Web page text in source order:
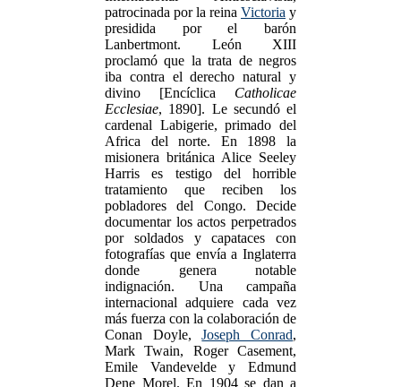
patrocinada por la reina Victoria y
presidida por el barón
Lanbertmont. León XIII
proclamó que la trata de negros
iba contra el derecho natural y
divino [Encíclica Catholicae
Ecclesiae, 1890]. Le secundó el
cardenal Labigerie, primado del
Africa del norte. En 1898 la
misionera británica Alice Seeley
Harris es testigo del horrible
tratamiento que reciben los
pobladores del Congo. Decide
documentar los actos perpetrados
por soldados y capataces con
fotografías que envía a Inglaterra
donde genera notable
indignación. Una campaña
internacional adquiere cada vez
más fuerza con la colaboración de
Conan Doyle,Joseph Conrad,
Mark Twain, Roger Casement,
Emile Vandevelde y Edmund
Dene Morel. En 1904 se dan a